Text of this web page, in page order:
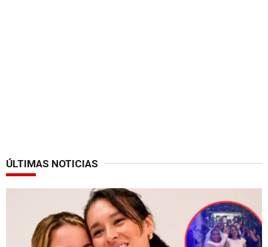
ÚLTIMAS NOTICIAS